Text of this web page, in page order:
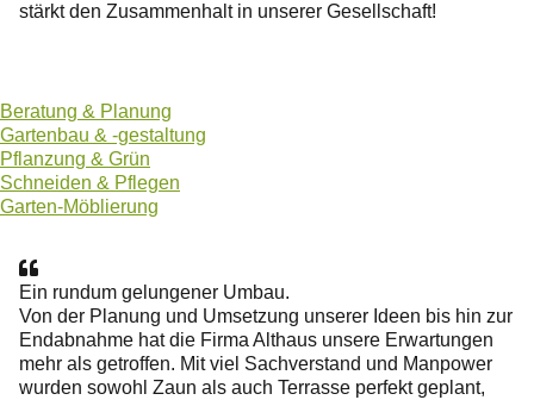
stärkt den Zusammenhalt in unserer Gesellschaft!
Beratung & Planung
Gartenbau & -gestaltung
Pflanzung & Grün
Schneiden & Pflegen
Garten-Möblierung
Ein rundum gelungener Umbau.
Von der Planung und Umsetzung unserer Ideen bis hin zur
Endabnahme hat die Firma Althaus unsere Erwartungen
mehr als getroffen. Mit viel Sachverstand und Manpower
wurden sowohl Zaun als auch Terrasse perfekt geplant,